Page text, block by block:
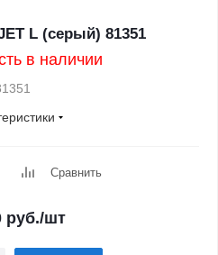
L (серый) 81351
в наличии
Сравнить
руб./шт